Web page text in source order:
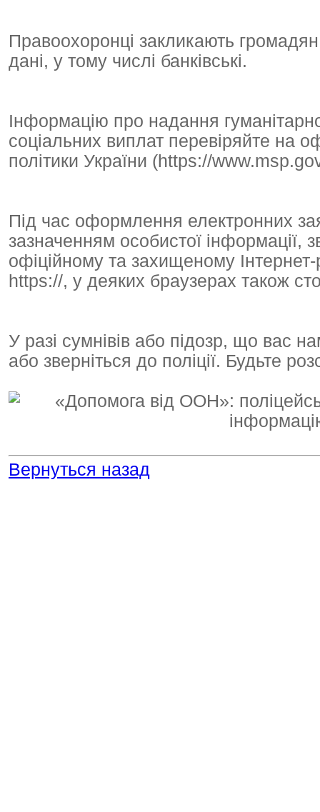
Правоохоронці закликають
дані, у тому числі банківські.
Інформацію про надання
соціальних виплат перевіряйте на
політики України (https://
Під час оформлення електронних
зазначенням особистої інформації,
офіційному та захищеному
https://, у деяких браузерах також
У разі сумнівів або підозр, що вас
або зверніться до поліції. Будьте
Вернуться назад